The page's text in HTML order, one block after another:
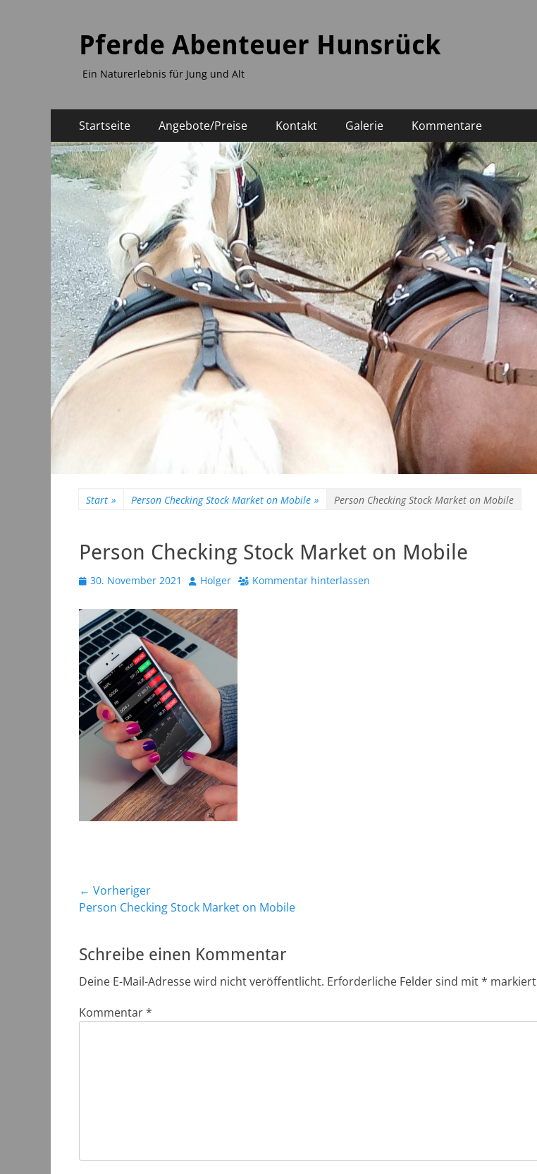
Pferde Abenteuer Hunsrück
Ein Naturerlebnis für Jung und Alt
Primäres
Menü
Inhalt
springen
Startseite Angebote/Preise Kontakt Galerie Kommentare
Start » Person Checking Stock Market on Mobile » Person Checking Stock Market on Mobile
Person Checking Stock Market on Mobile
Veröffentlicht
30. November 2021 AutorHolger Kommentar hinterlassen
Beitragsnavigation
← Vorheriger
Vorheriger
Person Checking Stock Market on Mobile
Schreibe einen Kommentar
Deine E-Mail-Adresse wird nicht veröffentlicht. Erforderliche Felder sind mit* markiert
Kommentar*